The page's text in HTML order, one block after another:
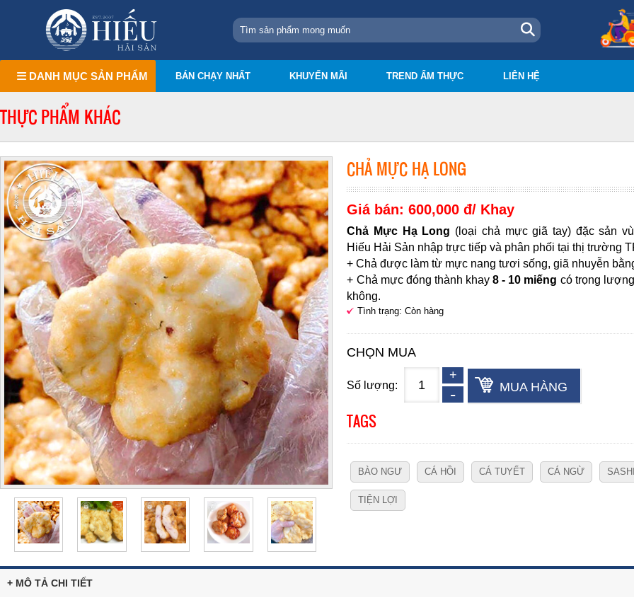
DANH MỤC SẢN PHẨM BÁN CHẠY NHẤT KHUYẾN MÃI TREND ẨM THỰC LIÊN HỆ
THỰC PHẨM KHÁC
CHẢ MỰC HẠ LONG
Giá bán: 600,000 đ/ Khay
Chả Mực Hạ Long (loại chả mực giã tay) đặc sản
Hiếu Hải Sản nhập trực tiếp và phân phối tại thị trường
+ Chả được làm từ mực nang tươi sống, giã nhuyễn
+ Chả mực đóng thành khay8 - 10 miếng có trọng
không.
Tình trạng: Còn hàng
CHỌN MUA
Số lượng: MUA HÀNG
TAGS
BÀO NGƯ CÁ HỒI CÁ TUYẾT CÁ NGỪ
TIỆN LỢI
+ MÔ TẢ CHI TIẾT